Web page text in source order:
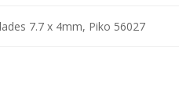
7.7 x 4mm, Piko 56027